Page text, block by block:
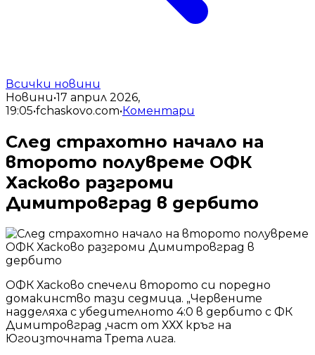
Всички новини
Новини•17 април 2026,
19:05•fchaskovo.com•Коментари
След страхотно начало на
второто полувреме ОФК
Хасково разгроми
Димитровград в дербито
ОФК Хасково спечели второто си поредно
домакинство тази седмица. „Червените
надделяха с убедителното 4:0 в дербито с ФК
Димитровград ,част от ХХХ кръг на
Югоизточната Трета лига.